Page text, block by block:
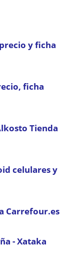
y ficha
ficha
Tienda
celulares y
Carrefour.es
- Xataka